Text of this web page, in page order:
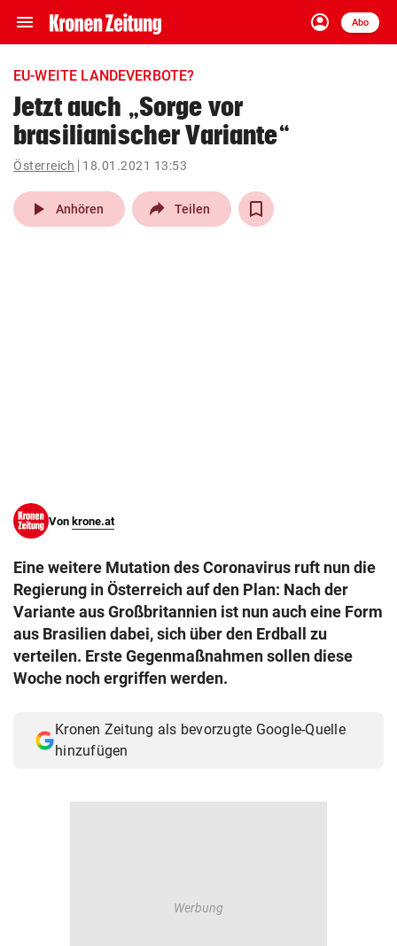
menu Navigation
ein-/ausklappen
account_circle
Anmelden
Abo
close Schließen
account_circle Anmelden
arrow_right
pin_drop
Wien arrow_right
EU-WEITE LANDEVERBOTE?
Jetzt auch „Sorge vor
brasilianischer Variante“
Österreich 18.01.2021 13:53
play_arrow Anhören Teilen
Von krone.at
Eine weitere Mutation des Coronavirus ruft nun die
Regierung in Österreich auf den Plan: Nach der
Variante aus Großbritannien ist nun auch eine Form
aus Brasilien dabei, sich über den Erdball zu
verteilen. Erste Gegenmaßnahmen sollen diese
Woche noch ergriffen werden.
Kronen Zeitung als bevorzugte Google-Quelle
hinzufügen